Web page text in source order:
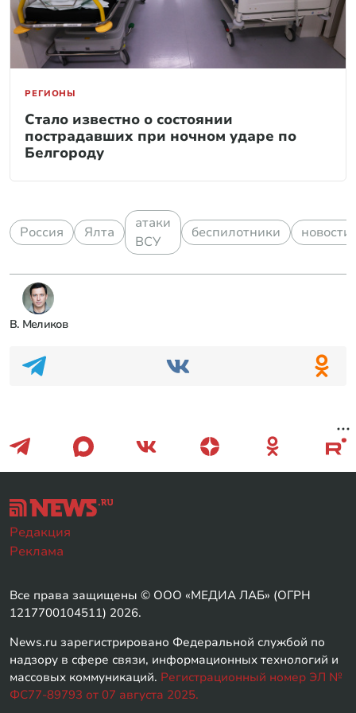
РЕГИОНЫ
Стало известно о состоянии
пострадавших при ночном ударе по
Белгороду
Россия Ялта
атаки
ВСУ
беспилотники новости
В. Меликов
Редакция
Реклама
Все права защищены © ООО «МЕДИА ЛАБ» (ОГРН
1217700104511) 2026.
News.ru зарегистрировано Федеральной службой по
надзору в сфере связи, информационных технологий и
массовых коммуникаций. Регистрационный номер ЭЛ №
ФС77-89793 от 07 августа 2025.